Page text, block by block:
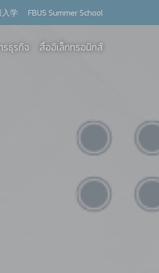
学 FBUS Summer School
รธุรกิจ สื่ออิเล็กทรอนิกส์